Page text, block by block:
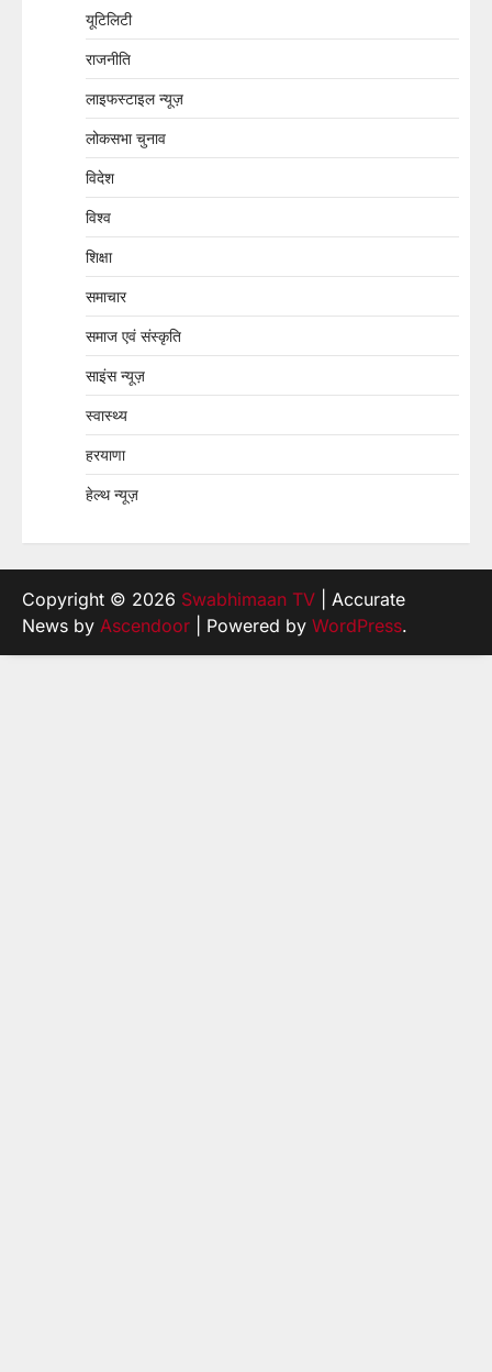
यूटिलिटी
राजनीति
लाइफस्टाइल न्यूज़
लोकसभा चुनाव
विदेश
विश्व
शिक्षा
समाचार
समाज एवं संस्कृति
साइंस न्यूज़
स्वास्थ्य
हरयाणा
हेल्थ न्यूज़
Copyright © 2026 Swabhimaan TV | Accurate
News by Ascendoor | Powered by WordPress.